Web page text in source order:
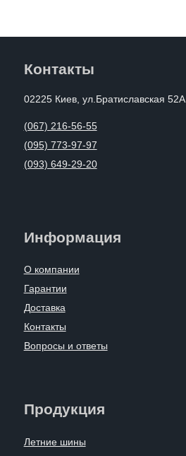
Контакты
02225 Киев, ул.Братиславская 52А
(067) 216-56-55
(095) 773-97-97
(093) 649-29-20
Информация
О компании
Гарантии
Доставка
Контакты
Вопросы и ответы
Продукция
Летние шины